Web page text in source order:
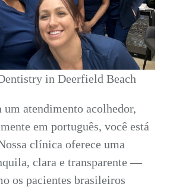
in Deerfield Beach
um atendimento acolhedor,
em português, você está
clínica oferece uma
clara e transparente —
os pacientes brasileiros